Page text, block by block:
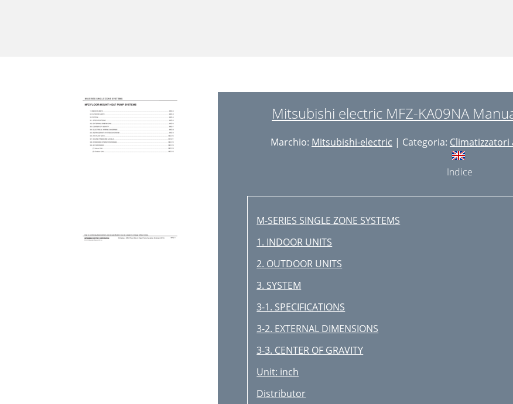
Mitsubishi electric MFZ-KA09NA
Marchio: Mitsubishi-electric | Categoria: Climatizzatori
Indice
M-SERIES SINGLE ZONE SYSTEMS
1. INDOOR UNITS
2. OUTDOOR UNITS
3. SYSTEM
3-1. SPECIFICATIONS
3-2. EXTERNAL DIMENSIONS
3-3. CENTER OF GRAVITY
Unit: inch
Distributor